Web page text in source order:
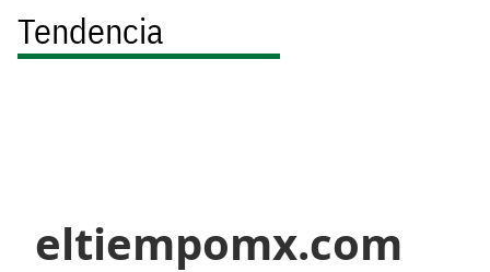
Tendencia